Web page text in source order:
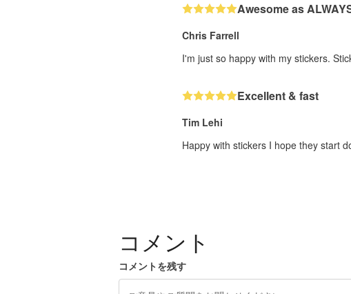
Awesome as
Chris Farrell
I'm just so happy with my stickers.
Excellent & fast
Tim Lehi
Happy with stickers I hope they start
コメント
コメントを残す